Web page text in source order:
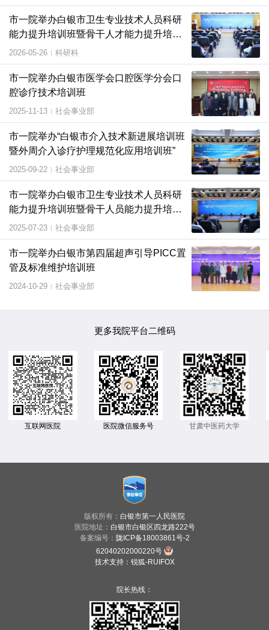
市一院举办白银市卫生专业技术人员科研
能力提升培训班暨骨干人才能力提升培训
会
2026-05-26 | 科研科
市一院举办白银市医学会口腔医学分会口
腔诊疗技术培训班
2025-11-13 | 社会事业部
市一院举办“白银市介入技术新进展培训班
暨外周介入诊疗护理规范化应用培训班”
2025-09-22 | 社会事业部
市一院举办白银市卫生专业技术人员科研
能力提升培训班暨骨干人员能力提升培训
班
2025-07-23 | 社会事业部
市一院举办白银市第四届超声引导PICC置
管及标准维护培训班
2024-10-29 | 社会事业部
更多我院平台二维码
互联网医院 医院微信服务号 甘肃中医药大学
版权所有： 白银市第一人民医院
医院地址： 白银市白银区四龙路222号
备案编号： 陇ICP备18003861号-2
62040202000220号
技术支持： 锐狐-RUIFOX
院长热线：